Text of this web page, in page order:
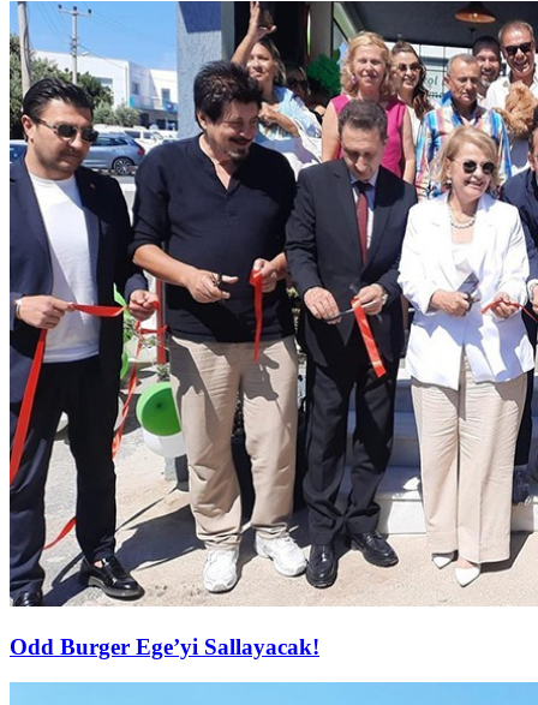
Odd Burger Ege’yi Sallayacak!